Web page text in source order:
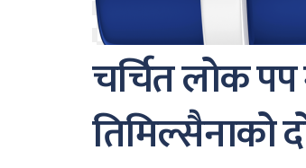
चर्चित लोक
तिमिल्सैनाको